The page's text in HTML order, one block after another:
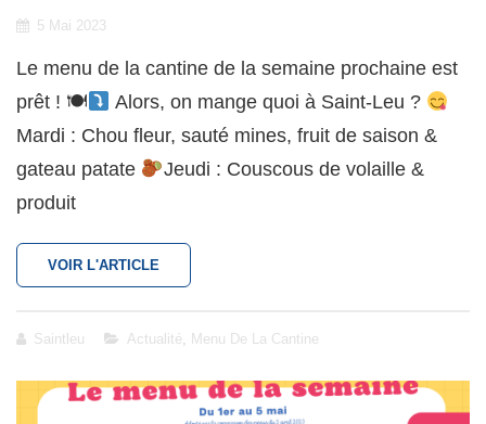
Posted
5 Mai 2023
Le menu de la cantine de la semaine prochaine est
prêt ! 🍽
Alors, on mange quoi à Saint-Leu ?
Mardi : Chou fleur, sauté mines, fruit de saison &
gateau patate
Jeudi : Couscous de volaille &
produit
VOIR L'ARTICLE
SCOLAIRE
DU
AU
Saintleu
Cat
Actualité Menu De La Cantine